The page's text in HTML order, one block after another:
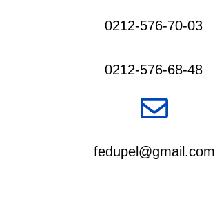
0212-576-70-03
0212-576-68-48
fedupel@gmail.com